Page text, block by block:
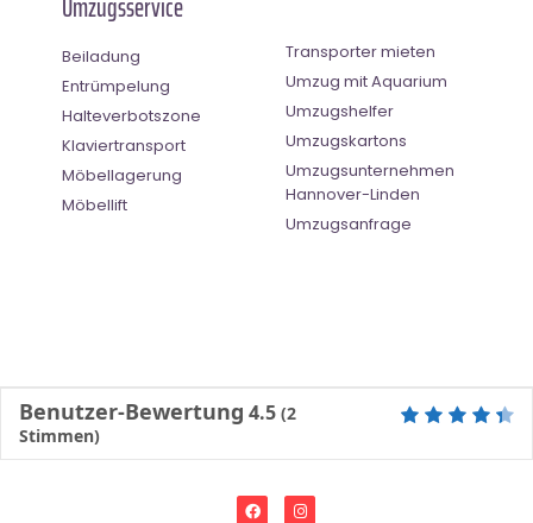
Beiladung
Entrümpelung
Halteverbotszone
Klaviertransport
Möbellagerung
Möbellift
Transporter mieten
Umzug mit Aquarium
Umzugshelfer
Umzugskartons
Umzugsunternehmen
Hannover-Linden
Umzugsanfrage
Benutzer-Bewertung 4.5 (2
Stimmen)